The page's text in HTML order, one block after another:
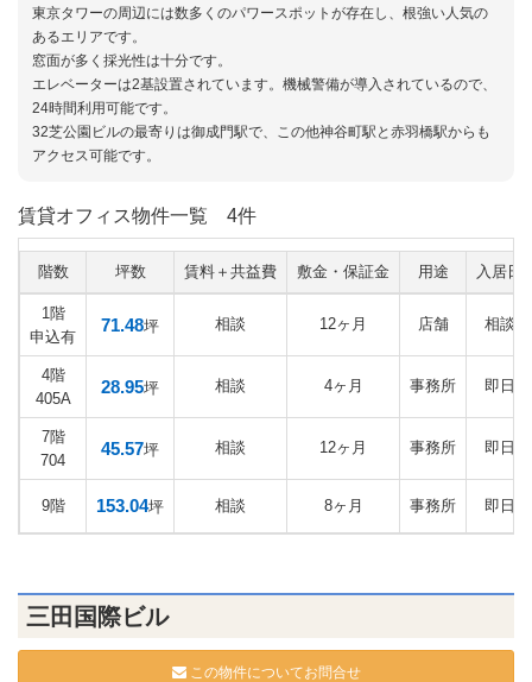
東京タワーの周辺には数多くのパワースポットが存在し、根強い人気の
あるエリアです。
窓面が多く採光性は十分です。
エレベーターは2基設置されています。機械警備が導入されているので、
24時間利用可能です。
32芝公園ビルの最寄りは御成門駅で、この他神谷町駅と赤羽橋駅からも
アクセス可能です。
賃貸オフィス物件一覧 4件
階数 坪数 賃料＋共益費 敷金・保証金 用途 入居日
1階
申込有
71.48坪 相談 12ヶ月 店舗 相談
4階
405A
28.95坪 相談 4ヶ月 事務所 即日
7階
704
45.57坪 相談 12ヶ月 事務所 即日
9階 153.04坪 相談 8ヶ月 事務所 即日
三田国際ビル
この物件についてお問合せ